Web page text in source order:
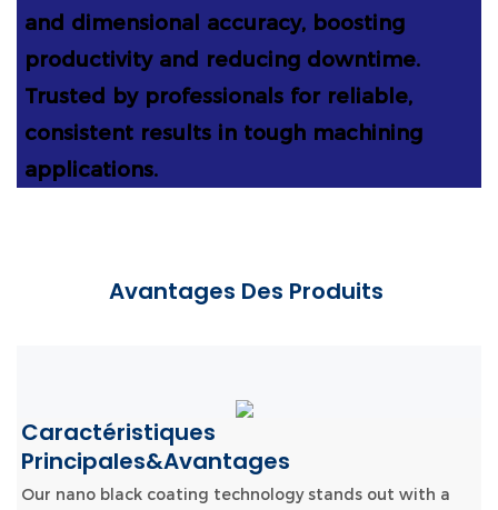
and dimensional accuracy, boosting
productivity and reducing downtime.
Trusted by professionals for reliable,
consistent results in tough machining
applications.
Avantages Des Produits
Caractéristiques
Principales&Avantages
Our nano black coating technology stands out with a